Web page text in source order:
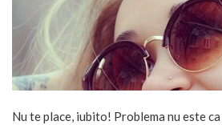
Nu te place, iubito! Problema nu este